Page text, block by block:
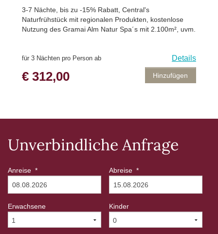
3-7 Nächte, bis zu -15% Rabatt, Central's
Naturfrühstück mit regionalen Produkten, kostenlose
Nutzung des Gramai Alm Natur Spa´s mit 2.100m², uvm.
für 3 Nächten pro Person ab
€ 312,00
Details
Hinzufügen
Unverbindliche Anfrage
Anreise * Abreise *
Erwachsene Kinder